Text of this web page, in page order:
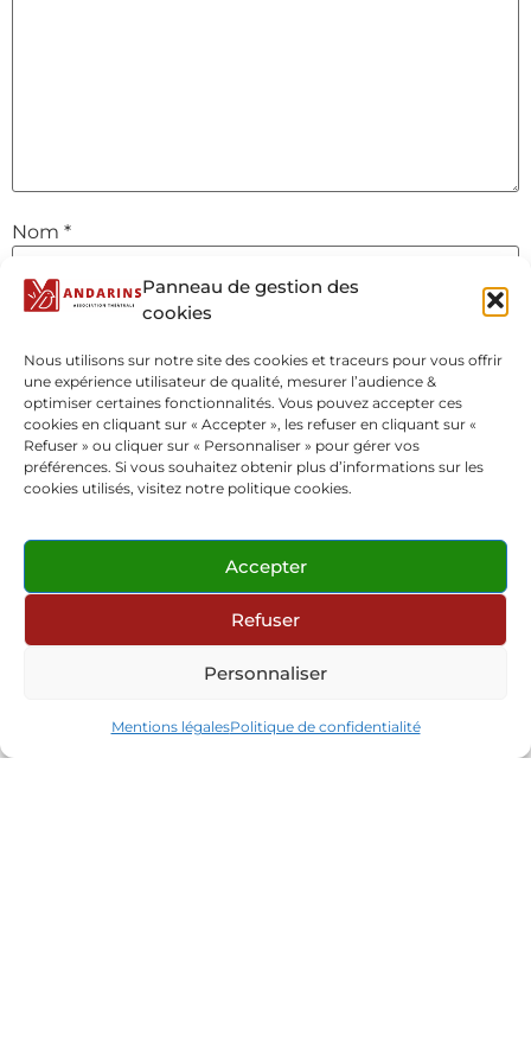
Panneau de gestion des
cookies
Nous utilisons sur notre site des cookies et traceurs pour vous offrir
une expérience utilisateur de qualité, mesurer l’audience &
optimiser certaines fonctionnalités. Vous pouvez accepter ces
cookies en cliquant sur « Accepter », les refuser en cliquant sur «
Refuser » ou cliquer sur « Personnaliser » pour gérer vos
préférences. Si vous souhaitez obtenir plus d’informations sur les
cookies utilisés, visitez notre politique cookies.
Accepter
Refuser
Personnaliser
Mentions légalesPolitique de confidentialité
Nom *
Site web